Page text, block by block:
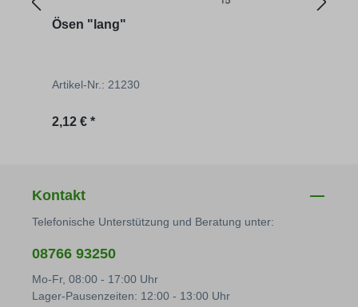
Ösen "lang"
Artikel-Nr.: 21230
Regulärer Preis:
2,12 € *
Kontakt
Telefonische Unterstützung und Beratung unter:
08766 93250
Mo-Fr, 08:00 - 17:00 Uhr
Lager-Pausenzeiten: 12:00 - 13:00 Uhr